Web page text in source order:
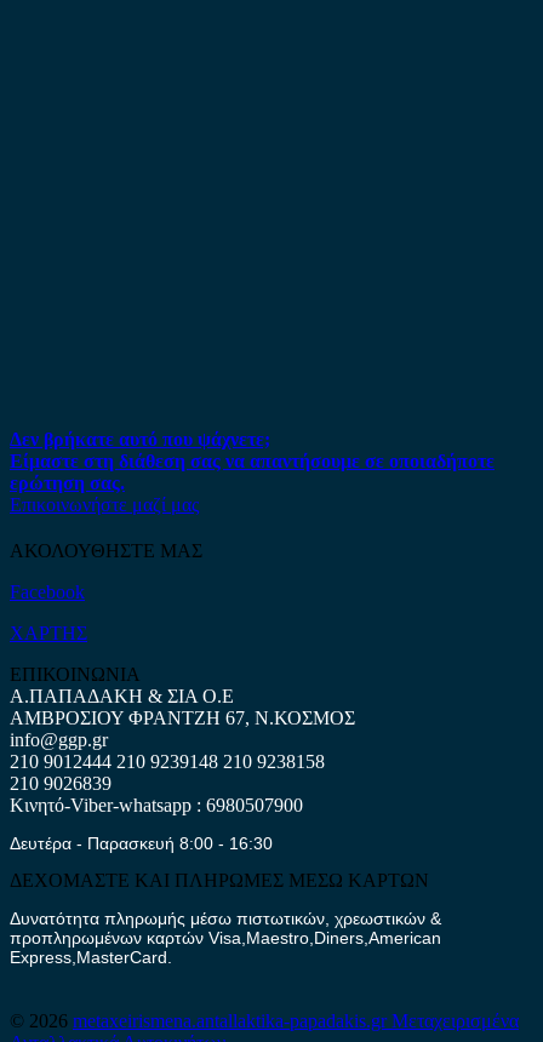
Δεν βρήκατε αυτό που ψάχνετε;
Είμαστε στη διάθεση σας να απαντήσουμε σε οποιαδήποτε
ερώτηση σας.
Επικοινωνήστε μαζί μας
ΑΚΟΛΟΥΘΗΣΤΕ ΜΑΣ
Facebook
ΧΑΡΤΗΣ
ΕΠΙΚΟΙΝΩΝΙΑ
Α.ΠΑΠΑΔΑΚΗ & ΣΙΑ Ο.Ε
ΑΜΒΡΟΣΙΟΥ ΦΡΑΝΤΖΗ 67, Ν.ΚΟΣΜΟΣ
info@ggp.gr
210 9012444 210 9239148 210 9238158
210 9026839
Κινητό-Viber-whatsapp : 6980507900
Δευτέρα - Παρασκευή 8:00 - 16:30
ΔΕΧΟΜΑΣΤΕ ΚΑΙ ΠΛΗΡΩΜΕΣ ΜΕΣΩ ΚΑΡΤΩΝ
Δυνατότητα πληρωμής μέσω πιστωτικών, χρεωστικών &
προπληρωμένων καρτών Visa,Maestro,Diners,American
Express,MasterCard.
© 2026 metaxeirismena.antallaktika-papadakis.grΜεταχειρισμένα